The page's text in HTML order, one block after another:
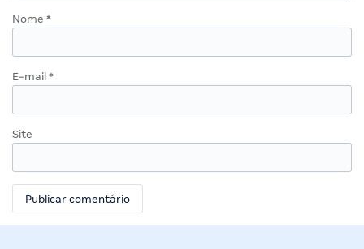
Nome *
E-mail *
Site